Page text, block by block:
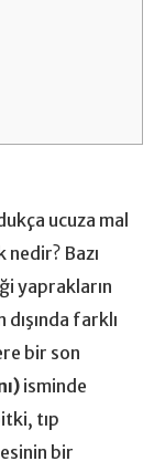
ucuza mal
Bazı
yaprakların
farklı
bir son
isminde
tıp
bir